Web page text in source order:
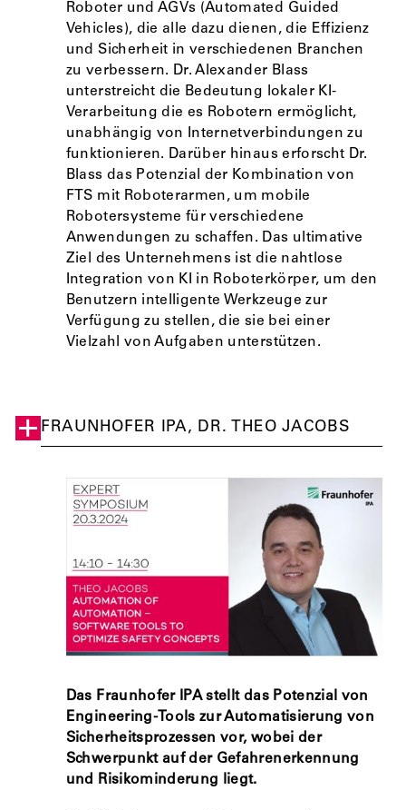
Roboter und AGVs (Automated Guided
Vehicles), die alle dazu dienen, die Effizienz
und Sicherheit in verschiedenen Branchen
zu verbessern. Dr. Alexander Blass
unterstreicht die Bedeutung lokaler KI-
Verarbeitung die es Robotern ermöglicht,
unabhängig von Internetverbindungen zu
funktionieren. Darüber hinaus erforscht Dr.
Blass das Potenzial der Kombination von
FTS mit Roboterarmen, um mobile
Robotersysteme für verschiedene
Anwendungen zu schaffen. Das ultimative
Ziel des Unternehmens ist die nahtlose
Integration von KI in Roboterkörper, um den
Benutzern intelligente Werkzeuge zur
Verfügung zu stellen, die sie bei einer
Vielzahl von Aufgaben unterstützen.
FRAUNHOFER IPA, DR. THEO JACOBS
Das Fraunhofer IPA stellt das Potenzial von
Engineering-Tools zur Automatisierung von
Sicherheitsprozessen vor, wobei der
Schwerpunkt auf der Gefahrenerkennung
und Risikominderung liegt.